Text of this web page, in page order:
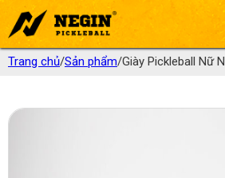
Trang chủ/Sản phẩm/Giày Pickleball Nữ